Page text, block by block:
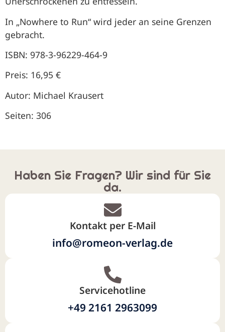
In „Nowhere to Run“ wird jeder an seine Grenzen
gebracht.
ISBN: 978-3-96229-464-9
Preis: 16,95 €
Autor: Michael Krausert
Seiten: 306
Haben Sie Fragen? Wir sind für Sie
da.
Kontakt per E-Mail
info@romeon-verlag.de
Servicehotline
+49 2161 2963099